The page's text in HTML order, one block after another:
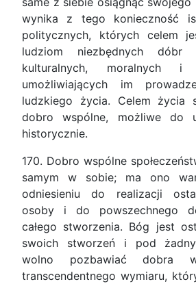
wynika z tego konieczność
politycznych, których celem
ludziom niezbędnych dóbr
kulturalnych, moralnych i
umożliwiających im
ludzkiego życia. Celem życia
dobro wspólne, możliwe do
historycznie.
170. Dobro wspólne
samym w sobie; ma ono
odniesieniu do realizacji
osoby i do powszechnego
całego stworzenia. Bóg jest
swoich stworzeń i pod
wolno pozbawiać dobra
transcendentnego wymiaru,